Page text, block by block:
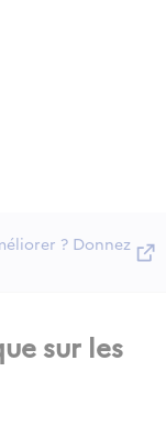
? Donnez
sur les